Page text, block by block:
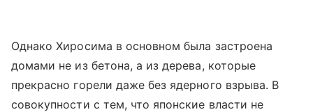
Однако Хиросима в основном была застроена
домами не из бетона, а из дерева, которые
прекрасно горели даже без ядерного взрыва. В
совокупности с тем, что японские власти не